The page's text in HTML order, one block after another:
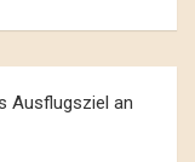
Ausflugsziel an